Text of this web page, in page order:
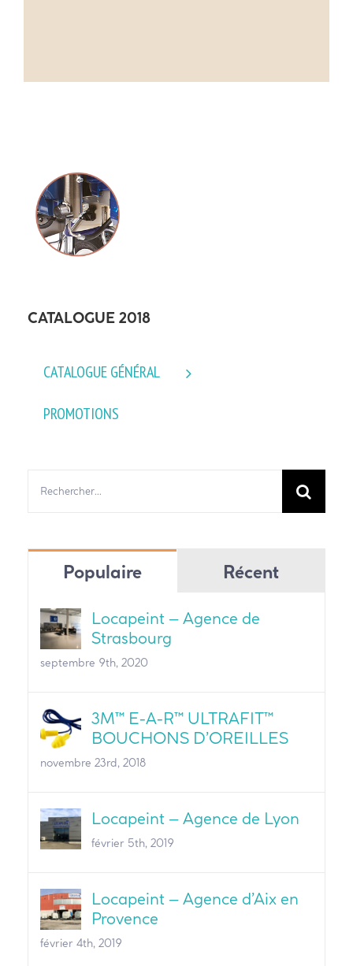
CATALOGUE 2018
CATALOGUE GÉNÉRAL
PROMOTIONS
Populaire Récent
Locapeint – Agence de
Strasbourg
septembre 9th, 2020
3M™ E-A-R™ ULTRAFIT™
BOUCHONS D’OREILLES
novembre 23rd, 2018
Locapeint – Agence de Lyon
février 5th, 2019
Locapeint – Agence d’Aix en
Provence
février 4th, 2019